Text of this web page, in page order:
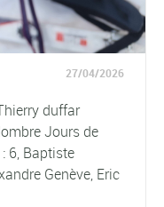
27/04/2026
duffar
Jours de
6, Baptiste
Genève, Eric